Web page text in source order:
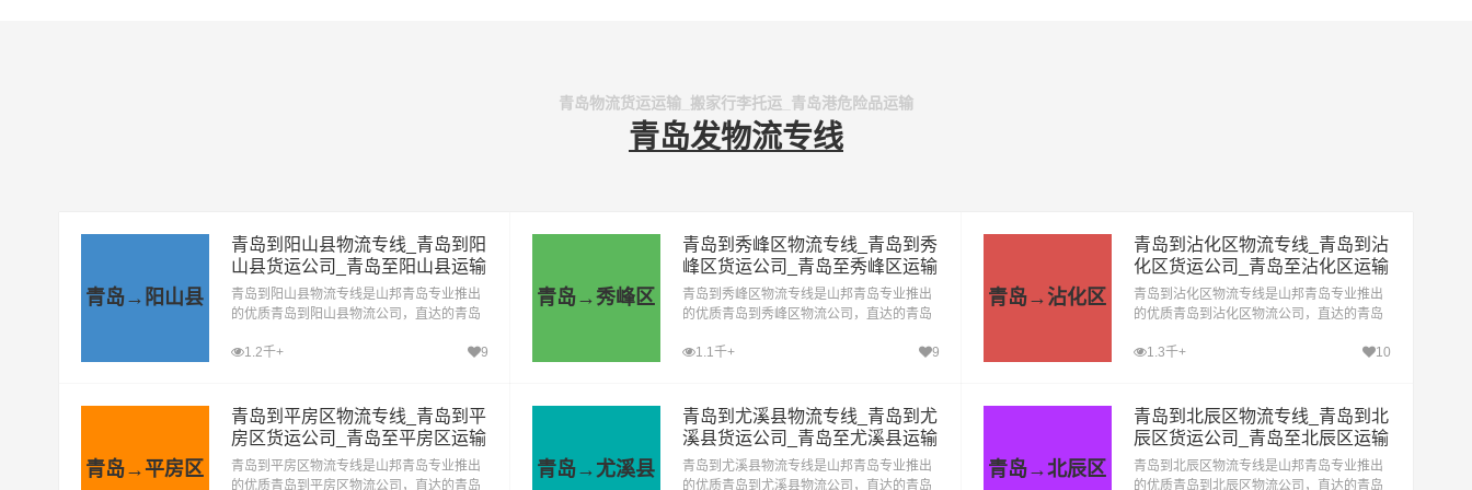
青岛物流货运运输_搬家行李托运_青岛港危险品运输
青岛发物流专线
青岛→阳山县
青岛到阳山县物流专线_青岛到阳
山县货运公司_青岛至阳山县运输
专线哪家好
青岛到阳山县物流专线是山邦青岛专业推出
的优质青岛到阳山县物流公司，直达的青岛
青岛到阳山县货运公司已成为山邦青岛的优
1.2千+ 9
青岛→秀峰区
青岛到秀峰区物流专线_青岛到秀
峰区货运公司_青岛至秀峰区运输
专线哪家好
青岛到秀峰区物流专线是山邦青岛专业推出
的优质青岛到秀峰区物流公司，直达的青岛
青岛到秀峰区货运公司已成为山邦青岛的优
1.1千+ 9
青岛→沾化区
青岛到沾化区物流专线_青岛到沾
化区货运公司_青岛至沾化区运输
专线哪家好
青岛到沾化区物流专线是山邦青岛专业推出
的优质青岛到沾化区物流公司，直达的青岛
青岛到沾化区货运公司已成为山邦青岛的优
1.3千+ 10
青岛→平房区
青岛到平房区物流专线_青岛到平
房区货运公司_青岛至平房区运输
专线哪家好
青岛到平房区物流专线是山邦青岛专业推出
的优质青岛到平房区物流公司，直达的青岛
青岛→尤溪县
青岛到尤溪县物流专线_青岛到尤
溪县货运公司_青岛至尤溪县运输
专线哪家好
青岛到尤溪县物流专线是山邦青岛专业推出
的优质青岛到尤溪县物流公司，直达的青岛
青岛→北辰区
青岛到北辰区物流专线_青岛到北
辰区货运公司_青岛至北辰区运输
专线哪家好
青岛到北辰区物流专线是山邦青岛专业推出
的优质青岛到北辰区物流公司，直达的青岛